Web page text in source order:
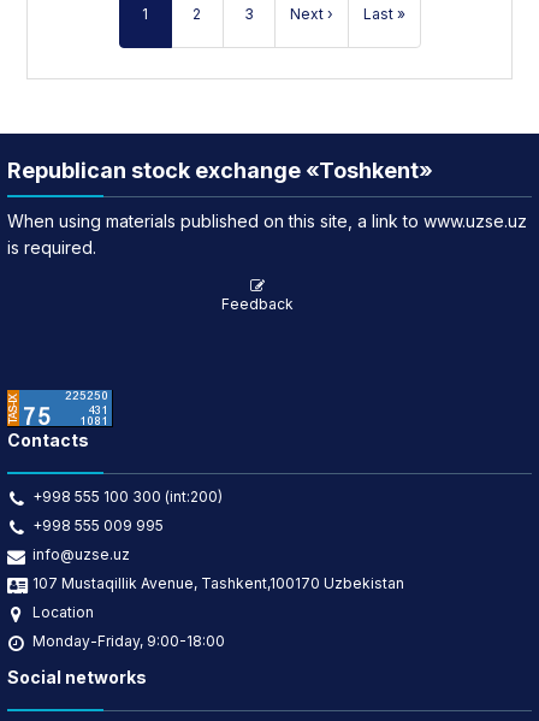
1 2 3 Next › Last »
Republican stock exchange «Toshkent»
When using materials published on this site, a link to www.uzse.uz
is required.
Feedback
Contacts
+998 555 100 300 (int:200)
+998 555 009 995
info@uzse.uz
107 Mustaqillik Avenue, Tashkent,100170 Uzbekistan
Location
Monday-Friday, 9:00-18:00
Social networks